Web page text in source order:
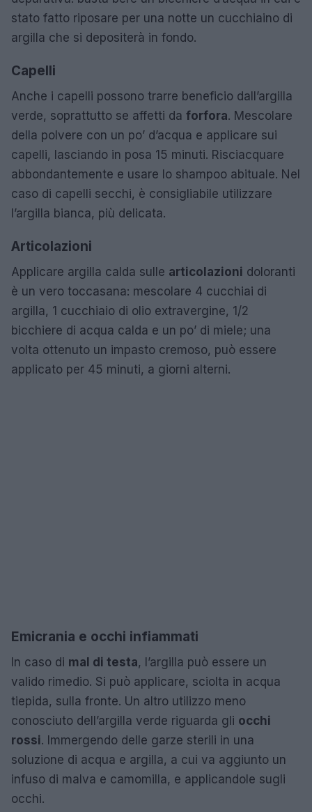
stato fatto riposare per una notte un cucchiaino di
argilla che si depositerà in fondo.
Capelli
Anche i capelli possono trarre beneficio dall’argilla
verde, soprattutto se affetti da forfora. Mescolare
della polvere con un po’ d’acqua e applicare sui
capelli, lasciando in posa 15 minuti. Risciacquare
abbondantemente e usare lo shampoo abituale. Nel
caso di capelli secchi, è consigliabile utilizzare
l’argilla bianca, più delicata.
Articolazioni
Applicare argilla calda sulle articolazioni doloranti
è un vero toccasana: mescolare 4 cucchiai di
argilla, 1 cucchiaio di olio extravergine, 1/2
bicchiere di acqua calda e un po’ di miele; una
volta ottenuto un impasto cremoso, può essere
applicato per 45 minuti, a giorni alterni.
Emicrania e occhi infiammati
In caso di mal di testa, l’argilla può essere un
valido rimedio. Si può applicare, sciolta in acqua
tiepida, sulla fronte. Un altro utilizzo meno
conosciuto dell’argilla verde riguarda gli occhi
rossi. Immergendo delle garze sterili in una
soluzione di acqua e argilla, a cui va aggiunto un
infuso di malva e camomilla, e applicandole sugli
occhi.